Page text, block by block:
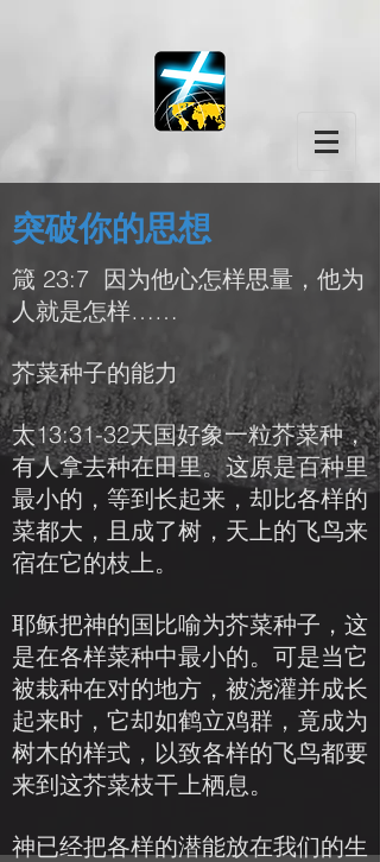
突破你的思想
箴 23:7 因为他心怎样思量，他为
人就是怎样……
芥菜种子的能力
太13:31-32天国好象一粒芥菜种，
有人拿去种在田里。这原是百种里
最小的，等到长起来，却比各样的
菜都大，且成了树，天上的飞鸟来
宿在它的枝上。
耶稣把神的国比喻为芥菜种子，这
是在各样菜种中最小的。可是当它
被栽种在对的地方，被浇灌并成长
起来时，它却如鹤立鸡群，竟成为
树木的样式，以致各样的飞鸟都要
来到这芥菜枝干上栖息。
神已经把各样的潜能放在我们的生